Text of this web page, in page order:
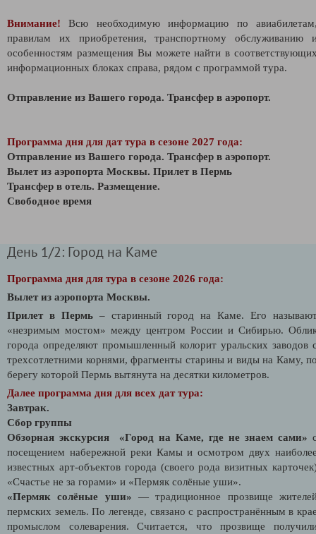
Внимание!
Всю необходимую информацию по
правилам их приобретения, транспортному обслуживанию
особенностям размещения Вы можете найти в
информационных блоках справа, рядом с программой тура.
Отправление из Вашего города. Трансфер в аэропорт.
Программа дня для дат тура в сезоне 2027 года:
Отправление из Вашего города. Трансфер в аэропорт.
Вылет из аэропорта Москвы. Прилет в Пермь
Трансфер в отель. Размещение.
Свободное время
День 1/2: Город на Каме
Программа дня для тура в сезоне 2026 года:
Вылет из аэропорта Москвы.
Прилет в Пермь – старинный город на Каме. Его
«незримым мостом» между центром России и Сибирью.
города определяют промышленный колорит уральских заводов
трехсотлетними корнями, фрагменты старины и виды на Каму,
берегу которой Пермь вытянута на десятки километров.
Далее программа дня для всех дат тура:
Завтрак.
Сбор группы
Обзорная экскурсия «Город на Каме, где не знаем сами»
посещением набережной реки Камы и осмотром двух
известных арт-объектов города (своего рода визитных
«Счастье не за горами» и «Пермяк солёные уши».
«Пермяк солёные уши» — традиционное прозвище
пермских земель. По легенде, связано с распространённым в
промыслом солеварения. Считается, что прозвище